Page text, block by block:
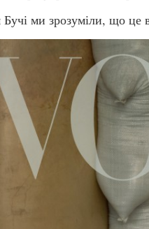
Бучі ми зрозуміли, що це